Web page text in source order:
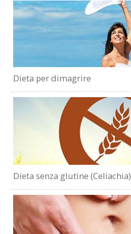
Dieta per dimagrire
Dieta senza glutine (Celiachia)